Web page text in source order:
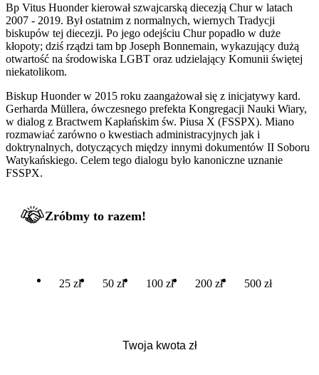
Bp Vitus Huonder kierował szwajcarską diecezją Chur w latach
2007 - 2019. Był ostatnim z normalnych, wiernych Tradycji
biskupów tej diecezji. Po jego odejściu Chur popadło w duże
kłopoty; dziś rządzi tam bp Joseph Bonnemain, wykazujący dużą
otwartość na środowiska LGBT oraz udzielający Komunii świętej
niekatolikom.
Biskup Huonder w 2015 roku zaangażował się z inicjatywy kard.
Gerharda Müllera, ówczesnego prefekta Kongregacji Nauki Wiary,
w dialog z Bractwem Kapłańskim św. Piusa X (FSSPX). Miano
rozmawiać zarówno o kwestiach administracyjnych jak i
doktrynalnych, dotyczących między innymi dokumentów II Soboru
Watykańskiego. Celem tego dialogu było kanoniczne uznanie
FSSPX.
Zróbmy to razem!
25 zł 50 zł 100 zł 200 zł 500 zł